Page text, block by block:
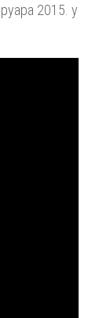
2015. у